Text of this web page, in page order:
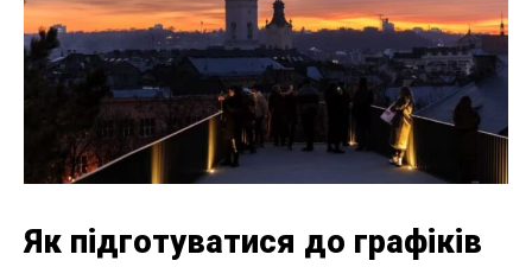
Як підготуватися до графіків